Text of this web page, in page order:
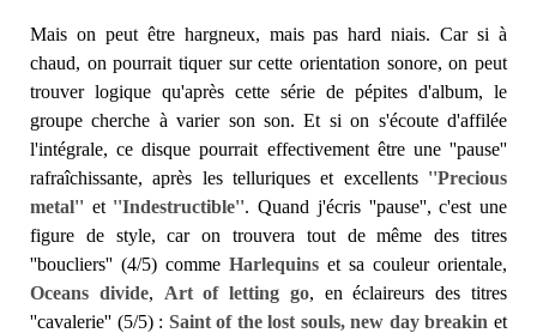
Mais on peut être hargneux, mais pas hard niais. Car si à
chaud, on pourrait tiquer sur cette orientation sonore, on peut
trouver logique qu'après cette série de pépites d'album, le
groupe cherche à varier son son. Et si on s'écoute d'affilée
l'intégrale, ce disque pourrait effectivement être une ''pause''
rafraîchissante, après les telluriques et excellents ''Precious
metal'' et ''Indestructible''. Quand j'écris ''pause'', c'est une
figure de style, car on trouvera tout de même des titres
''boucliers'' (4/5) comme Harlequins et sa couleur orientale,
Oceans divide, Art of letting go, en éclaireurs des titres
''cavalerie'' (5/5) : Saint of the lost souls, new day breakin et